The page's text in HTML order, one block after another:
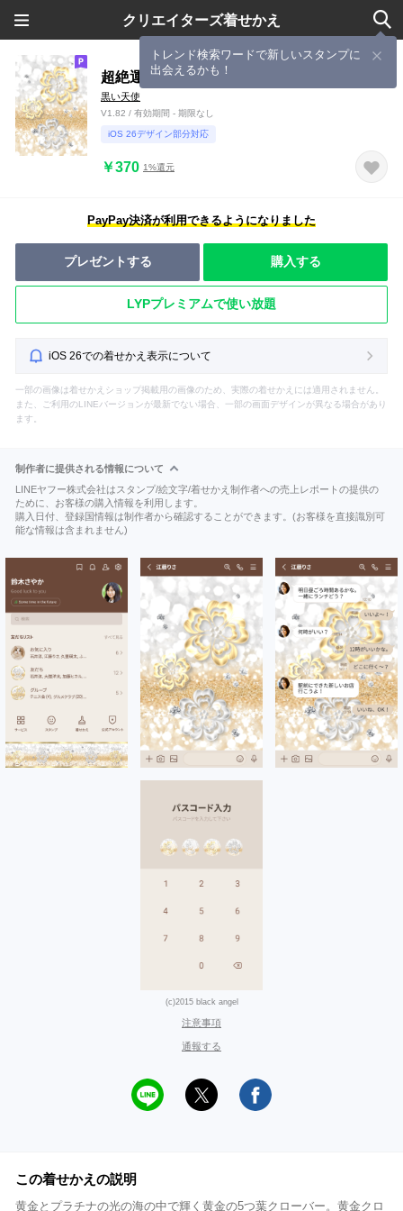
クリエイターズ着せかえ
トレンド検索ワードで新しいスタンプに
出会えるかも！
超絶運気アップ♥黄金クローバーin光の海⑥
黒い天使
V1.82 / 有効期間 - 期限なし
iOS 26デザイン部分対応
￥370 1%還元
PayPay決済が利用できるようになりました
プレゼントする 購入する
LYPプレミアムで使い放題
iOS 26での着せかえ表示について
一部の画像は着せかえショップ掲載用の画像のため、実際の着せかえには適用されません。
また、ご利用のLINEバージョンが最新でない場合、一部の画面デザインが異なる場合があり
ます。
制作者に提供される情報について
LINEヤフー株式会社はスタンプ/絵文字/着せかえ制作者への売上レポートの提供の
ために、お客様の購入情報を利用します。
購入日付、登録国情報は制作者から確認することができます。(お客様を直接識別可
能な情報は含まれません)
(c)2015 black angel
注意事項
通報する
この着せかえの説明
黄金とプラチナの光の海の中で輝く黄金の5つ葉クローバー。黄金クロ